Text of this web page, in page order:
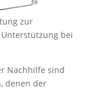
zur
bei
Nachhilfe sind
denen der